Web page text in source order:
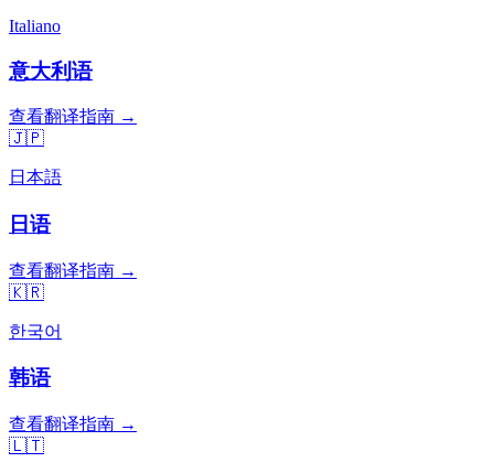
Italiano
意大利语
查看翻译指南 →
🇯🇵
日本語
日语
查看翻译指南 →
🇰🇷
한국어
韩语
查看翻译指南 →
🇱🇹